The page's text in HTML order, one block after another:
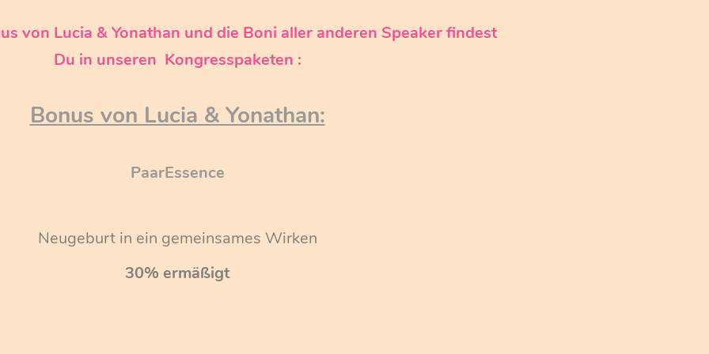
Teachings und Initiationsräume ab..
von Lucia & Yonathan und die Boni aller anderen Speaker findest
Du in unseren Kongresspaketen :
Bonus von Lucia & Yonathan:
PaarEssence
Neugeburt in ein gemeinsames Wirken
30% ermäßigt